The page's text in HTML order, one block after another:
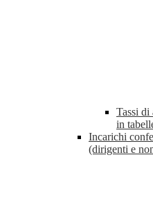
Tassi di
in
Incarichi
(dirigenti e